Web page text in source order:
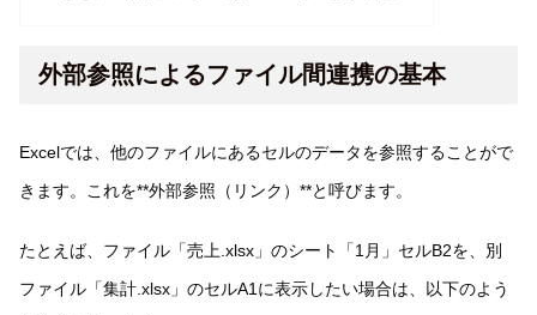
外部参照によるファイル間連携の基本
Excelでは、他のファイルにあるセルのデータを参照することがで
きます。これを**外部参照（リンク）**と呼びます。
たとえば、ファイル「売上.xlsx」のシート「1月」セルB2を、別
ファイル「集計.xlsx」のセルA1に表示したい場合は、以下のよう